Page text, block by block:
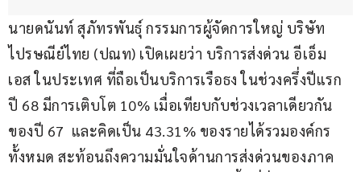
นายดนันท์ สุภัทรพันธุ์ กรรมการผู้จัดการใหญ่ บริษัท
ไปรษณีย์ไทย (ปณท) เปิดเผยว่า บริการส่งด่วน อีเอ็ม
เอส ในประเทศ ที่ถือเป็นบริการเรือธง ในช่วงครึ่งปีแรก
ปี 68 มีการเติบโต 10% เมื่อเทียบกับช่วงเวลาเดียวกัน
ของปี 67  และคิดเป็น 43.31% ของรายได้รวมองค์กร
ทั้งหมด สะท้อนถึงความมั่นใจด้านการส่งด่วนของภาค